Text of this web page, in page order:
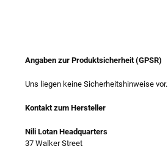
Angaben zur Produktsicherheit (GPSR)
Uns liegen keine Sicherheitshinweise vor.
Kontakt zum Hersteller
Nili Lotan Headquarters
37 Walker Street